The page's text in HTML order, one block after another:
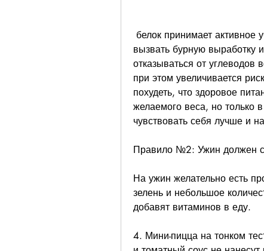
вызвать бурную выработку
отказываться от углеводов
при этом увеличивается
похудеть, что здоровое
желаемого веса, но только
чувствовать себя лучше и
Правило №2: Ужин должен
На ужин желательно есть
зелень и небольшое
добавят витаминов в еду.
4. Мини-пицца на тонком